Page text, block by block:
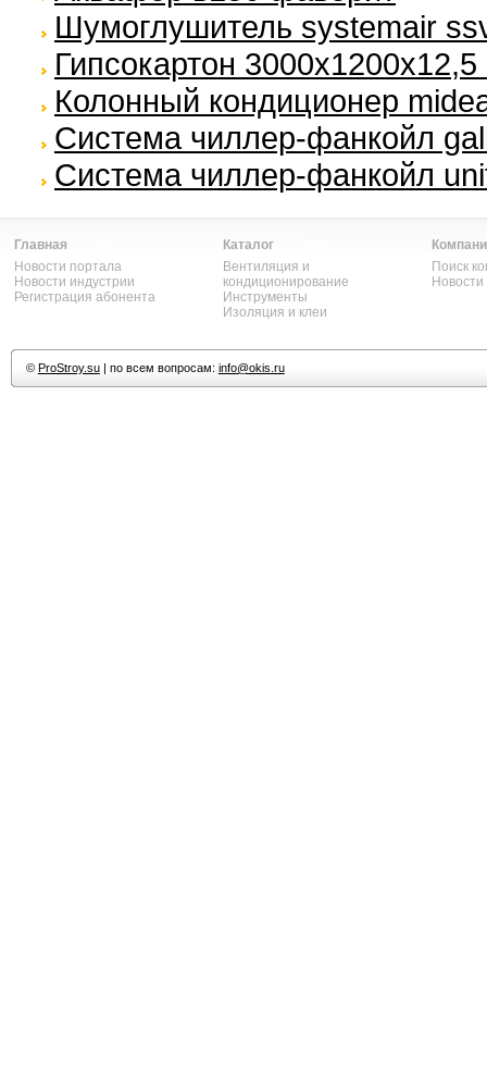
Шумоглушитель systemair
Гипсокартон
Колонный кондиционер
Система чиллер-фанкойл
Система чиллер-фанкойл
Главная
Новости портала
Новости индустрии
Регистрация абонента
Каталог
Вентиляция и
кондиционирование
Инструменты
Изоляция и клеи
Поиск
© ProStroy.su| по всем вопросам: info@okis.ru